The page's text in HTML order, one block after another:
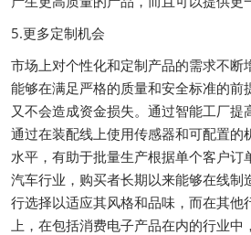
5.更多定制机会
市场上对个性化和定制产品的需求不断
能够在满足严格的质量和安全标准的前
又不会造成资金损失。通过智能工厂提
通过在装配线上使用传感器和可配置的
水平，有助于批量生产根据单个客户订
汽车行业，购买者长期以来能够在线制
行选择以适应其风格和品味，而在其他
上，在包括消费电子产品在内的行业中